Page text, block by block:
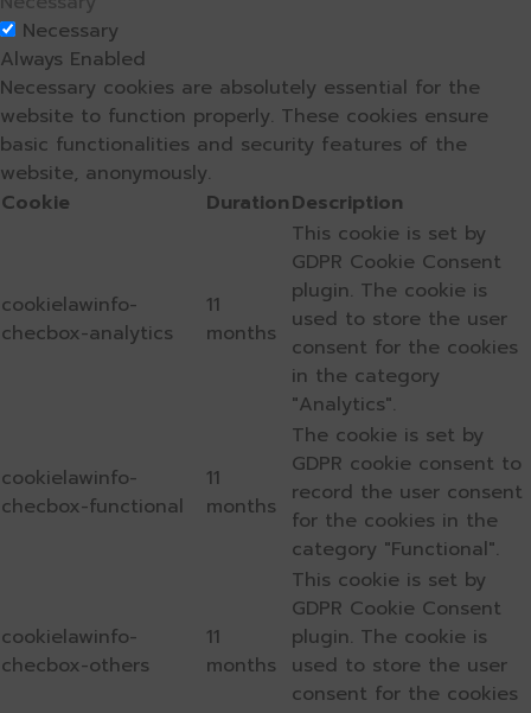
Necessary
Always Enabled
Necessary cookies are absolutely essential for the
website to function properly. These cookies ensure
basic functionalities and security features of the
website, anonymously.
Cookie
DurationDescription
cookielawinfo-
checbox-analytics
11
months
This cookie is set by
GDPR Cookie Consent
plugin. The cookie is
used to store the user
consent for the cookies
in the category
"Analytics".
cookielawinfo-
checbox-functional
11
months
The cookie is set by
GDPR cookie consent to
record the user consent
for the cookies in the
category "Functional".
cookielawinfo-
checbox-others
11
months
This cookie is set by
GDPR Cookie Consent
plugin. The cookie is
used to store the user
consent for the cookies